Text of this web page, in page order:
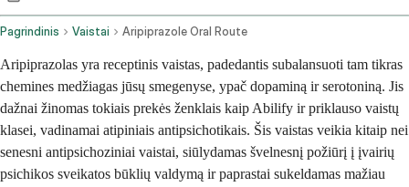
Pagrindinis Vaistai Aripiprazole Oral Route
Aripiprazolas yra receptinis vaistas, padedantis subalansuoti tam tikras
chemines medžiagas jūsų smegenyse, ypač dopaminą ir serotoniną. Jis
dažnai žinomas tokiais prekės ženklais kaip Abilify ir priklauso vaistų
klasei, vadinamai atipiniais antipsichotikais. Šis vaistas veikia kitaip nei
senesni antipsichoziniai vaistai, siūlydamas švelnesnį požiūrį į įvairių
psichikos sveikatos būklių valdymą ir paprastai sukeldamas mažiau